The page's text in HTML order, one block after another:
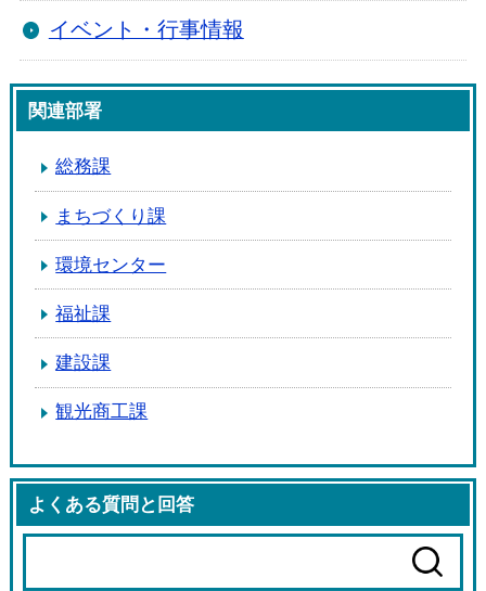
イベント・行事情報
関連部署
総務課
まちづくり課
環境センター
福祉課
建設課
観光商工課
よくある質問と回答